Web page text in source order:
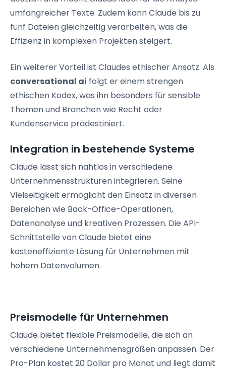
umfangreicher Texte. Zudem kann Claude bis zu
fünf Dateien gleichzeitig verarbeiten, was die
Effizienz in komplexen Projekten steigert.
Ein weiterer Vorteil ist Claudes ethischer Ansatz. Als
conversational ai folgt er einem strengen
ethischen Kodex, was ihn besonders für sensible
Themen und Branchen wie Recht oder
Kundenservice prädestiniert.
Integration in bestehende Systeme
Claude lässt sich nahtlos in verschiedene
Unternehmensstrukturen integrieren. Seine
Vielseitigkeit ermöglicht den Einsatz in diversen
Bereichen wie Back-Office-Operationen,
Datenanalyse und kreativen Prozessen. Die API-
Schnittstelle von Claude bietet eine
kosteneffiziente Lösung für Unternehmen mit
hohem Datenvolumen.
Preismodelle für Unternehmen
Claude bietet flexible Preismodelle, die sich an
verschiedene Unternehmensgrößen anpassen. Der
Pro-Plan kostet 20 Dollar pro Monat und liegt damit